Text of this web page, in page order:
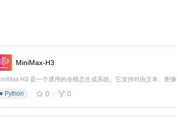
MiniMax-H3
Python
0 0